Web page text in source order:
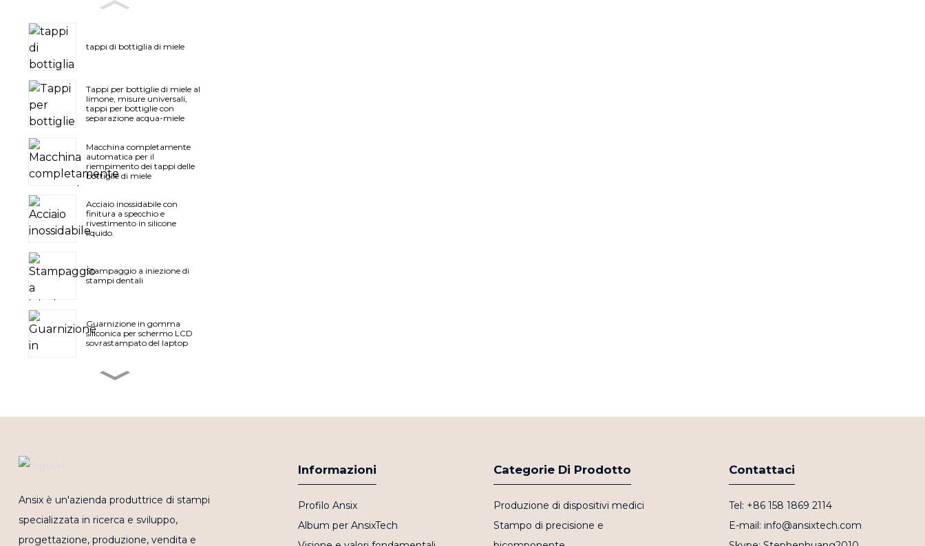
tappi di bottiglia di miele
Tappi per bottiglie di miele al
limone, misure universali,
tappi per bottiglie con
separazione acqua-miele
Macchina completamente
automatica per il
riempimento dei tappi delle
bottiglie di miele
Acciaio inossidabile con
finitura a specchio e
rivestimento in silicone
liquido.
Stampaggio a iniezione di
stampi dentali
Guarnizione in gomma
siliconica per schermo LCD
sovrastampato del laptop
Coperchio superiore in
Trattamento superficiale per
stampi di cover A per laptop
prodotti in serie
Il pannello di protezione
Ansix è un'azienda produttrice di stampi
specializzata in ricerca e sviluppo,
progettazione, produzione, vendita e
Informazioni
Profilo Ansix
Album per AnsixTech
Categorie Di Prodotto
Produzione di dispositivi medici
Stampo di precisione e
Contattaci
Tel: +86 158 1869 2114
E-mail: info@ansixtech.com